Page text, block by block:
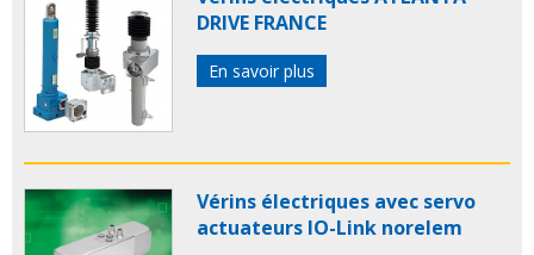
DRIVE FRANCE
En savoir plus
Vérins électriques avec servo
actuateurs IO-Link norelem